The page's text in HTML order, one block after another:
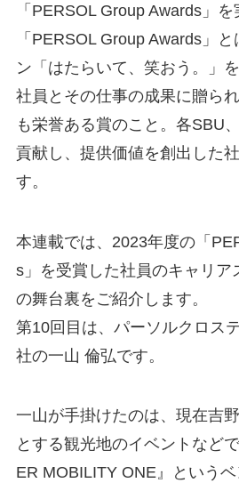
「PERSOL Group Awards」を
「PERSOL Group Awards」
ン「はたらいて、笑おう。」
社員とその仕事の成果に贈ら
も栄誉ある賞のこと。各SBU
貢献し、提供価値を創出した
す。
本連載では、2023年度の「
s」を受賞した社員のキャリア
の舞台裏をご紹介します。
第10回目は、パーソルクロス
社の一山 倫弘です。
一山が手掛けたのは、現在吉
とする観光地のイベントなど
ER MOBILITY ONE』という